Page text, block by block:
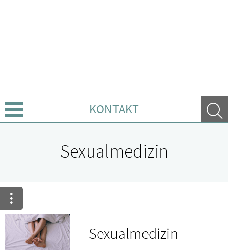
KONTAKT
Leistungen
Ratgeber
Krankheiten & Therapie
Sexualmedizin
Sexualmedizin